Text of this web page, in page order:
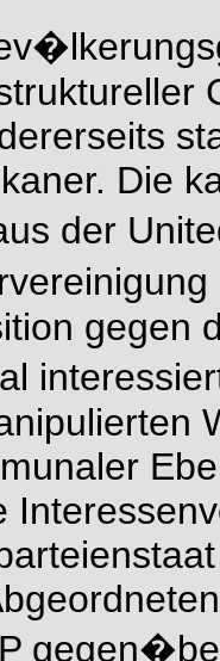
Die
der
gegen